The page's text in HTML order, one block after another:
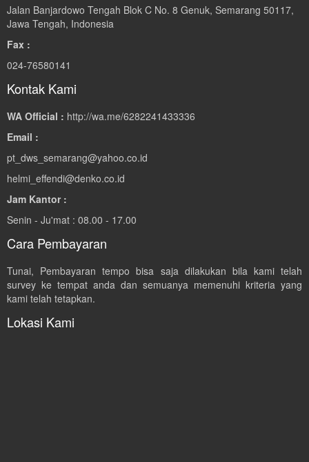
Jalan Banjardowo Tengah Blok C No. 8 Genuk, Semarang 50117,
Jawa Tengah, Indonesia
Fax :
024-76580141
Kontak Kami
WA Official : http://wa.me/6282241433336
Email :
pt_dws_semarang@yahoo.co.id
helmi_effendi@denko.co.id
Jam Kantor :
Senin - Ju'mat : 08.00 - 17.00
Cara Pembayaran
Tunai, Pembayaran tempo bisa saja dilakukan bila kami telah
survey ke tempat anda dan semuanya memenuhi kriteria yang
kami telah tetapkan.
Lokasi Kami